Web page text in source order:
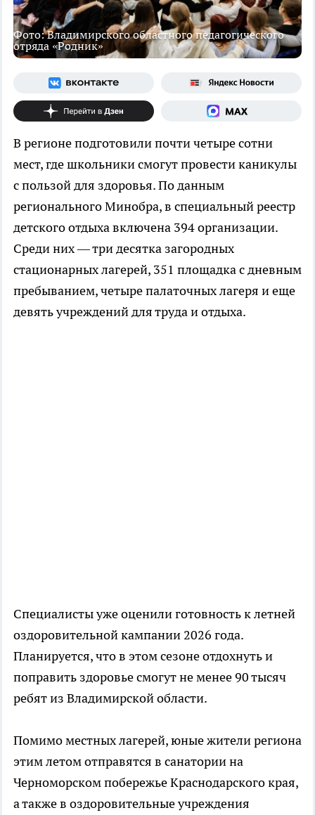
Фото: Владимирского областного педагогического
отряда «Родник»
В регионе подготовили почти четыре сотни
мест, где школьники смогут провести каникулы
с пользой для здоровья. По данным
регионального Минобра, в специальный реестр
детского отдыха включена 394 организации.
Среди них — три десятка загородных
стационарных лагерей, 351 площадка с дневным
пребыванием, четыре палаточных лагеря и еще
девять учреждений для труда и отдыха.
Специалисты уже оценили готовность к летней
оздоровительной кампании 2026 года.
Планируется, что в этом сезоне отдохнуть и
поправить здоровье смогут не менее 90 тысяч
ребят из Владимирской области.
Помимо местных лагерей, юные жители региона
этим летом отправятся в санатории на
Черноморском побережье Краснодарского края,
а также в оздоровительные учреждения